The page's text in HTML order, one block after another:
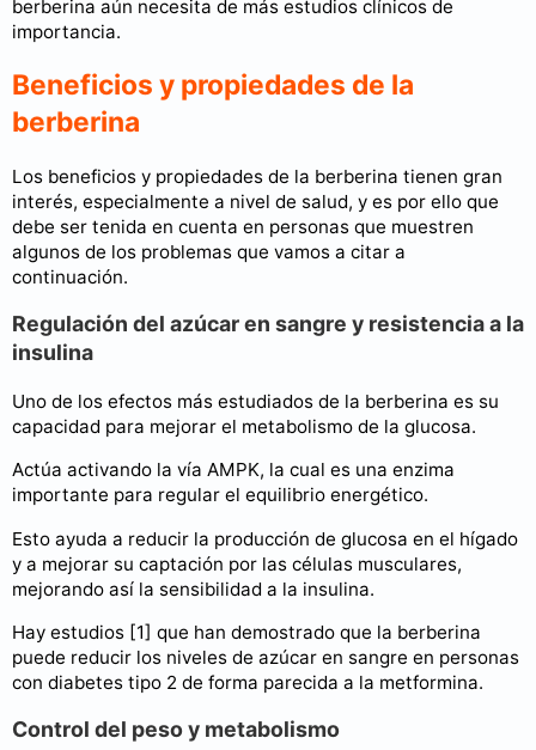
berberina aún necesita de más estudios clínicos de
importancia.
Beneficios y propiedades de la
berberina
Los beneficios y propiedades de la berberina tienen gran
interés, especialmente a nivel de salud, y es por ello que
debe ser tenida en cuenta en personas que muestren
algunos de los problemas que vamos a citar a
continuación.
Regulación del azúcar en sangre y resistencia a la
insulina
Uno de los efectos más estudiados de la berberina es su
capacidad para mejorar el metabolismo de la glucosa.
Actúa activando la vía AMPK, la cual es una enzima
importante para regular el equilibrio energético.
Esto ayuda a reducir la producción de glucosa en el hígado
y a mejorar su captación por las células musculares,
mejorando así la sensibilidad a la insulina.
Hay estudios [1] que han demostrado que la berberina
puede reducir los niveles de azúcar en sangre en personas
con diabetes tipo 2 de forma parecida a la metformina.
Control del peso y metabolismo